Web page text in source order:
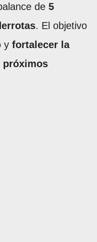
de 5
. El objetivo
y fortalecer la
próximos